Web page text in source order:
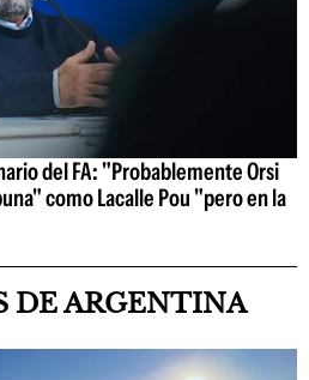
del FA: "Probablemente Orsi
como Lacalle Pou "pero en la
DE ARGENTINA